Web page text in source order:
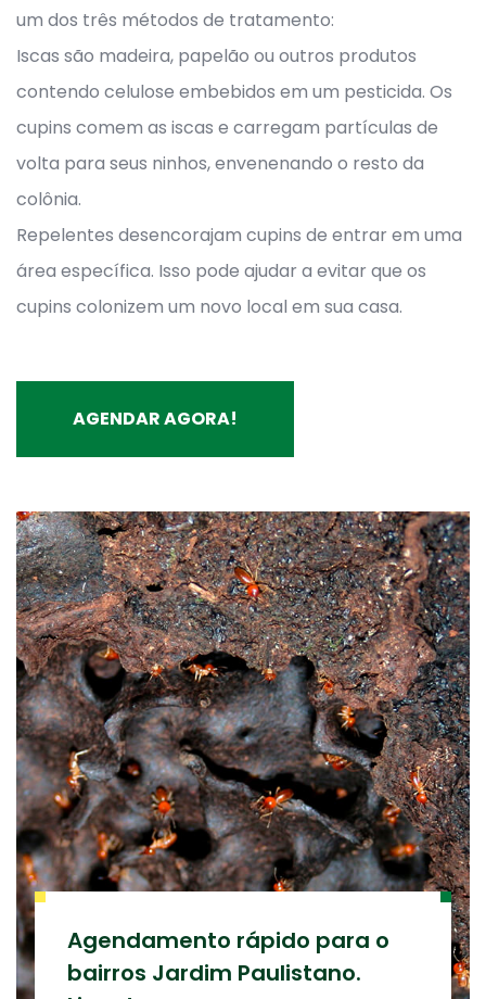
um dos três métodos de tratamento:
Iscas são madeira, papelão ou outros produtos
contendo celulose embebidos em um pesticida. Os
cupins comem as iscas e carregam partículas de
volta para seus ninhos, envenenando o resto da
colônia.
Repelentes desencorajam cupins de entrar em uma
área específica. Isso pode ajudar a evitar que os
cupins colonizem um novo local em sua casa.
AGENDAR AGORA!
Agendamento rápido para o
bairros Jardim Paulistano.